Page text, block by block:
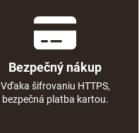
Bezpečný nákup
Vďaka šifrovaniu HTTPS,
bezpečná platba kartou.